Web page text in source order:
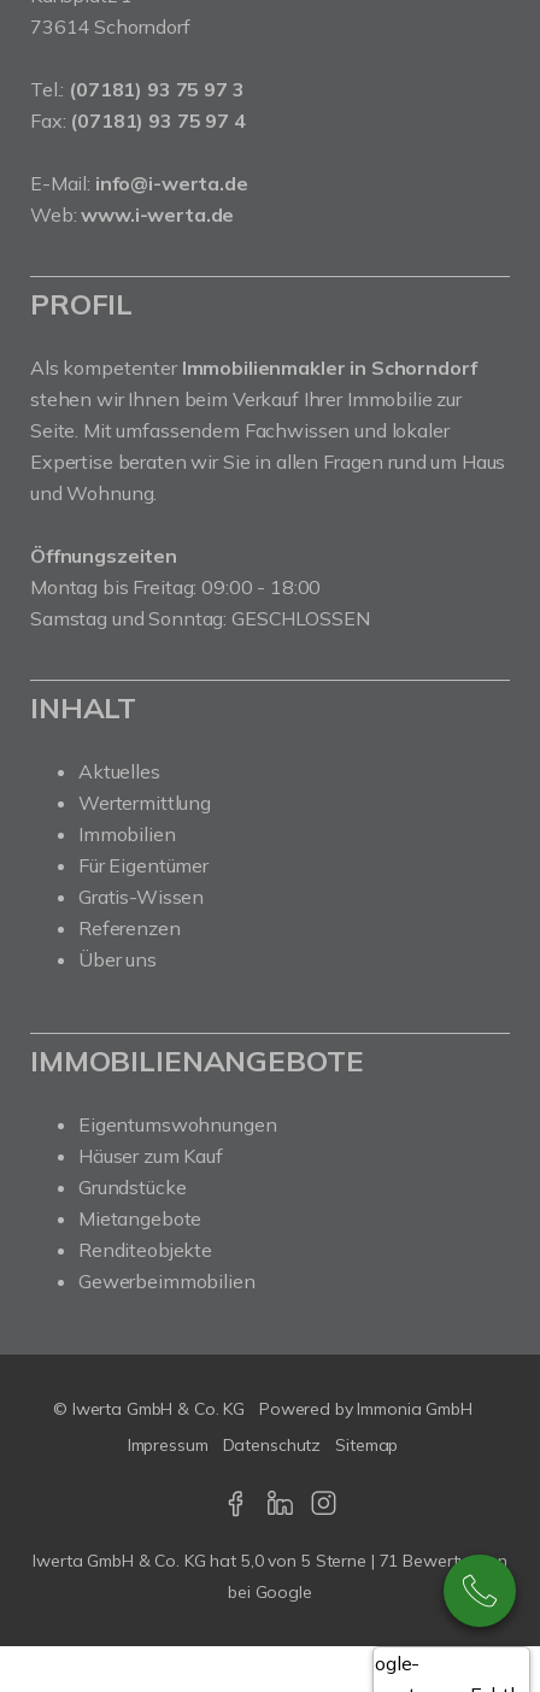
73614 Schorndorf
Tel.: (07181) 93 75 97 3
Fax: (07181) 93 75 97 4
E-Mail: info@i-werta.de
Web:www.i-werta.de
PROFIL
Als kompetenter Immobilienmakler in Schorndorf
stehen wir Ihnen beim Verkauf Ihrer Immobilie zur
Seite. Mit umfassendem Fachwissen und lokaler
Expertise beraten wir Sie in allen Fragen rund um Haus
und Wohnung.
Öffnungszeiten
Montag bis Freitag: 09:00 - 18:00
Samstag und Sonntag: GESCHLOSSEN
INHALT
Aktuelles
Wertermittlung
Immobilien
Für Eigentümer
Gratis-Wissen
Referenzen
Über uns
IMMOBILIENANGEBOTE
Eigentumswohnungen
Häuser zum Kauf
Grundstücke
Mietangebote
Renditeobjekte
Gewerbeimmobilien
© Iwerta GmbH & Co. KG Powered by Immonia GmbH
Impressum
Datenschutz Sitemap
Iwerta GmbH & Co. KG hat 5,0von 5 Sterne | 71 Bewertungen
bei Google
Google-